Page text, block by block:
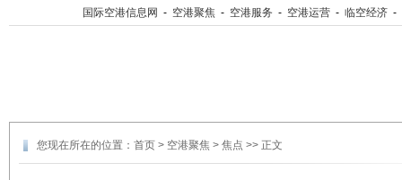
国际空港信息网 - 空港聚焦 - 空港服务 - 空港运营 - 临空经济 -
您现在所在的位置： 首页 > 空港聚焦 > 焦点 >> 正文